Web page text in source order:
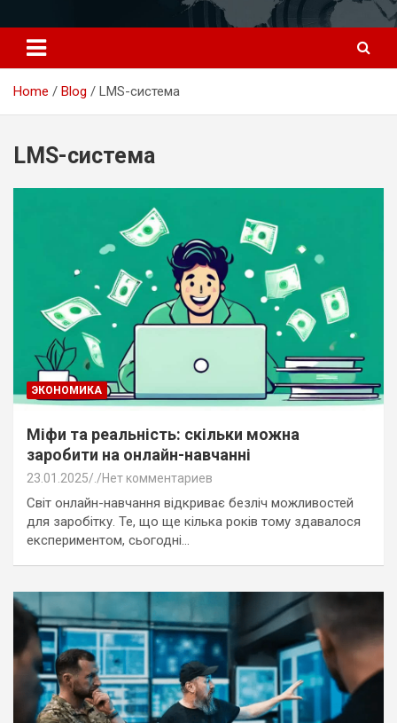
к
содержимому
Home Blog LMS-система
LMS-система
ЭКОНОМИКА
Міфи та реальність: скільки можна
заробити на онлайн-навчанні
23.01.2025 Нет комментариев
Світ онлайн-навчання відкриває безліч можливостей
для заробітку. Те, що ще кілька років тому здавалося
експериментом, сьогодні…